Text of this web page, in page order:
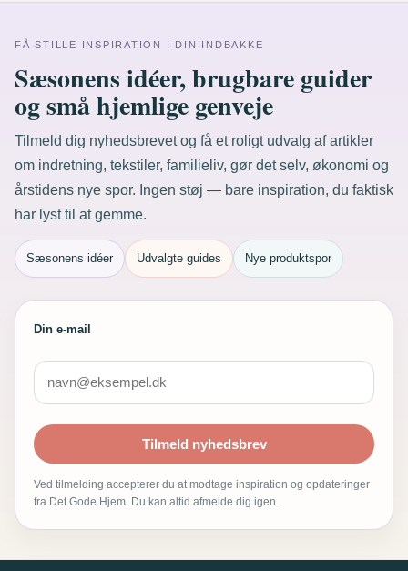
FÅ STILLE INSPIRATION I DIN INDBAKKE
Sæsonens idéer, brugbare guider
og små hjemlige genveje
Tilmeld dig nyhedsbrevet og få et roligt udvalg af artikler
om indretning, tekstiler, familieliv, gør det selv, økonomi og
årstidens nye spor. Ingen støj — bare inspiration, du faktisk
har lyst til at gemme.
Sæsonens idéer Udvalgte guides Nye produktspor
Din e-mail
Tilmeld nyhedsbrev
Ved tilmelding accepterer du at modtage inspiration og opdateringer
fra Det Gode Hjem. Du kan altid afmelde dig igen.